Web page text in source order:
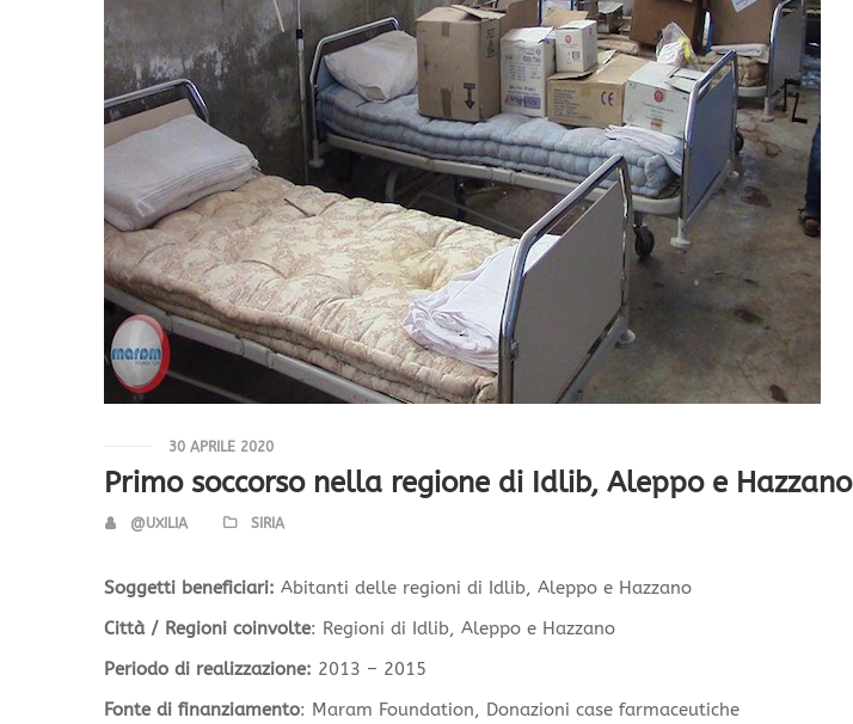
30 APRILE 2020
Primo soccorso nella regione di Idlib, Aleppo e Hazzano
@UXILIA SIRIA
Soggetti beneficiari: Abitanti delle regioni di Idlib, Aleppo e Hazzano
Città / Regioni coinvolte: Regioni di Idlib, Aleppo e Hazzano
Periodo di realizzazione: 2013 – 2015
Fonte di finanziamento: Maram Foundation, Donazioni case farmaceutiche